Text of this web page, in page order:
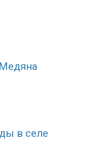
в селе